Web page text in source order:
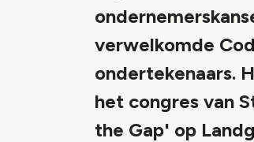
verwelkomde
ondertekenaars.
het congres van
the Gap' op